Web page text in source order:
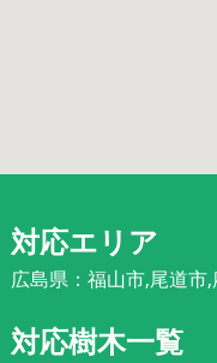
対応エリア
広島県：福山市,尾道市
対応樹木一覧